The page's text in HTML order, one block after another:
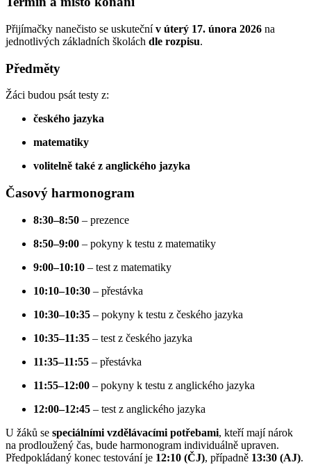
Přijímačky nanečisto se uskutečnív úterý 17. února 2026 na
jednotlivých základních školách dle rozpisu.
Předměty
Žáci budou psát testy z:
českého jazyka
matematiky
volitelně také z anglického jazyka
Časový harmonogram
8:30–8:50 – prezence
8:50–9:00 – pokyny k testu z matematiky
9:00–10:10 – test z matematiky
10:10–10:30 – přestávka
10:30–10:35 – pokyny k testu z českého jazyka
10:35–11:35 – test z českého jazyka
11:35–11:55 – přestávka
11:55–12:00 – pokyny k testu z anglického jazyka
12:00–12:45 – test z anglického jazyka
U žáků se speciálními vzdělávacími potřebami, kteří mají nárok
na prodloužený čas, bude harmonogram individuálně upraven.
Předpokládaný konec testování je 12:10 (ČJ), případně 13:30 (AJ).